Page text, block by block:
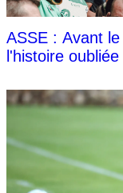
ASSE : Avant
l'histoire